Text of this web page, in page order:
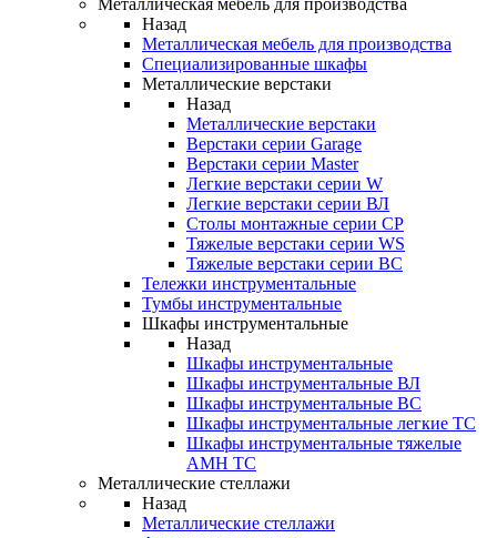
Металлическая мебель для производства
Назад
Металлическая мебель для производства
Cпециализированные шкафы
Металлические верстаки
Назад
Металлические верстаки
Верстаки серии Garage
Верстаки серии Master
Легкие верстаки серии W
Легкие верстаки серии ВЛ
Столы монтажные серии СР
Тяжелые верстаки серии WS
Тяжелые верстаки серии ВС
Тележки инструментальные
Тумбы инструментальные
Шкафы инструментальные
Назад
Шкафы инструментальные
Шкафы инструментальные ВЛ
Шкафы инструментальные ВС
Шкафы инструментальные легкие ТС
Шкафы инструментальные тяжелые
AMH TC
Металлические стеллажи
Назад
Металлические стеллажи